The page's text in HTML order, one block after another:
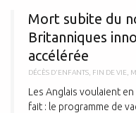
Mort subite du
Britanniques
accélérée
DÉCÈS D'ENFANTS FIN DE VIE
Les Anglais voulaient
fait : le programme de